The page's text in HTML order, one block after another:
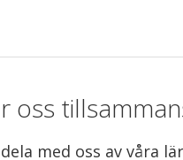
oss
med oss av våra